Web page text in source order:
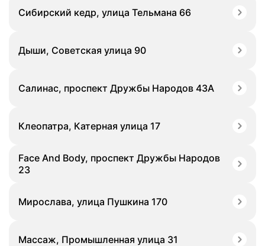
Сибирский кедр, улица Тельмана 66
Дыши, Советская улица 90
Салинас, проспект Дружбы Народов 43А
Клеопатра, Катерная улица 17
Face And Body, проспект Дружбы Народов
23
Мирослава, улица Пушкина 170
Массаж, Промышленная улица 31